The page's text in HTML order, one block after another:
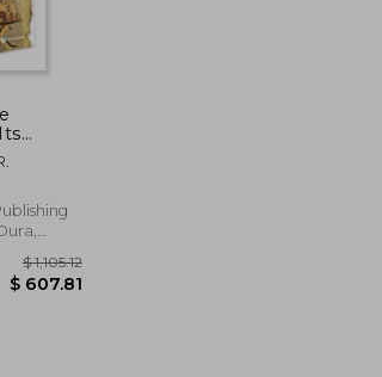
45%
dcto.
(in 2